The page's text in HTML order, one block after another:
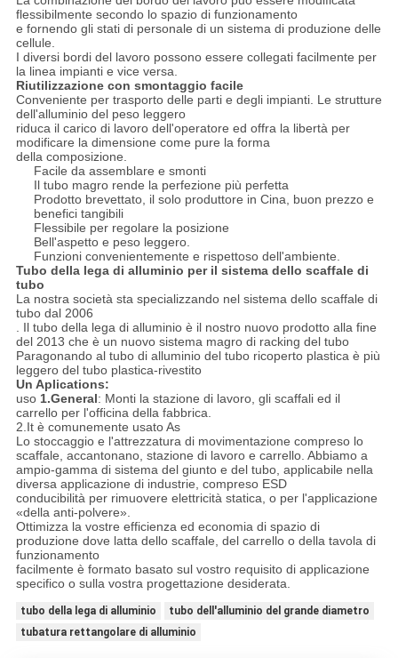
flessibilmente secondo lo spazio di funzionamento
e fornendo gli stati di personale di un sistema di produzione delle
cellule.
I diversi bordi del lavoro possono essere collegati facilmente per
la linea impianti e vice versa.
Riutilizzazione con smontaggio facile
Conveniente per trasporto delle parti e degli impianti. Le strutture
dell'alluminio del peso leggero
riduca il carico di lavoro dell'operatore ed offra la libertà per
modificare la dimensione come pure la forma
della composizione.
Facile da assemblare e smonti
Il tubo magro rende la perfezione più perfetta
Prodotto brevettato, il solo produttore in Cina, buon prezzo e
benefici tangibili
Flessibile per regolare la posizione
Bell'aspetto e peso leggero.
Funzioni convenientemente e rispettoso dell'ambiente.
Tubo della lega di alluminio per il sistema dello scaffale di
tubo
La nostra società sta specializzando nel sistema dello scaffale di
tubo dal 2006
. Il tubo della lega di alluminio è il nostro nuovo prodotto alla fine
del 2013 che è un nuovo sistema magro di racking del tubo
Paragonando al tubo di alluminio del tubo ricoperto plastica è più
leggero del tubo plastica-rivestito
Un Aplications:
uso 1.General: Monti la stazione di lavoro, gli scaffali ed il
carrello per l'officina della fabbrica.
2.It è comunemente usato As
Lo stoccaggio e l'attrezzatura di movimentazione compreso lo
scaffale, accantonano, stazione di lavoro e carrello. Abbiamo a
ampio-gamma di sistema del giunto e del tubo, applicabile nella
diversa applicazione di industrie, compreso ESD
conducibilità per rimuovere elettricità statica, o per l'applicazione
«della anti-polvere».
Ottimizza la vostre efficienza ed economia di spazio di
produzione dove latta dello scaffale, del carrello o della tavola di
funzionamento
facilmente è formato basato sul vostro requisito di applicazione
specifico o sulla vostra progettazione desiderata.
tubo della lega di alluminio
tubo dell'alluminio del grande diametro
tubatura rettangolare di alluminio